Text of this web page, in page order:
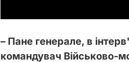
– Пане генерале, в
командувач Військово-